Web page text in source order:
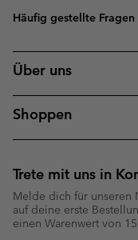
Häufig gestellte Fragen
Über uns
Shoppen
Trete mit uns in
Melde dich für unseren
auf deine erste
einen Warenwert von